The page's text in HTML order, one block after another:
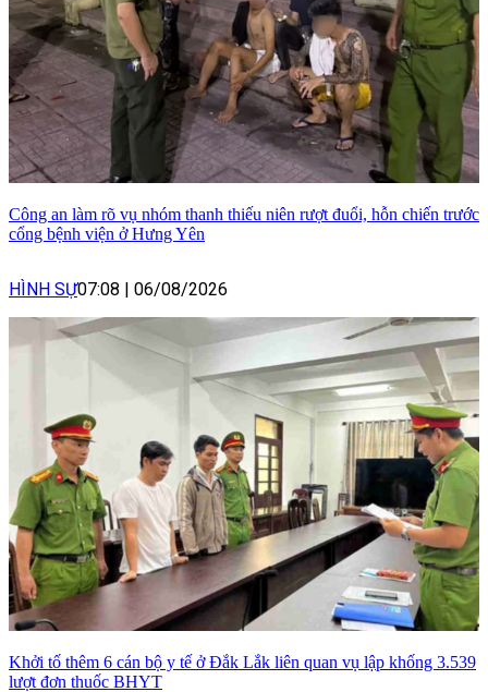
Công an làm rõ vụ nhóm thanh thiếu niên rượt đuổi, hỗn chiến trước
cổng bệnh viện ở Hưng Yên
HÌNH SỰ07:08 | 06/08/2026
Khởi tố thêm 6 cán bộ y tế ở Đắk Lắk liên quan vụ lập khống 3.539
lượt đơn thuốc BHYT